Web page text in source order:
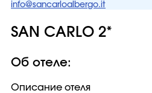
info@sancarloalbergo.it
SAN CARLO 2*
Об отеле:
Описание отеля